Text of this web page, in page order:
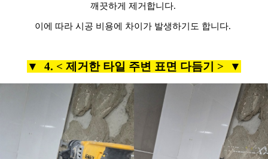
깨끗하게 제거합니다.
이에 따라 시공 비용에 차이가 발생하기도 합니다.
▼ 4. < 제거한 타일 주변 표면 다듬기 > ▼